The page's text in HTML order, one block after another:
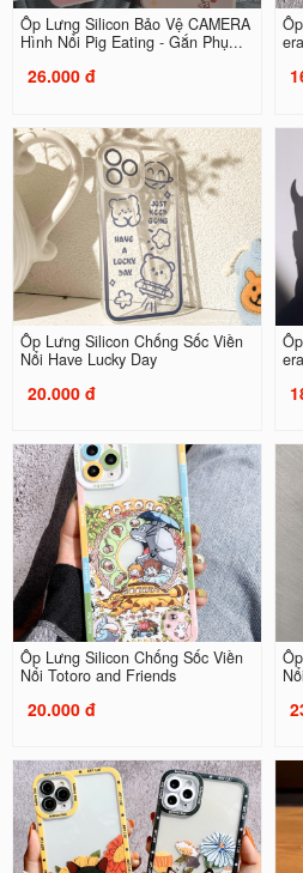
Ốp Lưng Silicon Bảo Vệ CAMERA
Hình Nổi Pig Eating - Gắn Phụ...
26.000 đ
Ốp Lưng Silicon Chống Sốc Viền
Nổi Have Lucky Day
20.000 đ
Ốp Lưng Silicon Chống Sốc Viền
Nổi Totoro and Friends
20.000 đ